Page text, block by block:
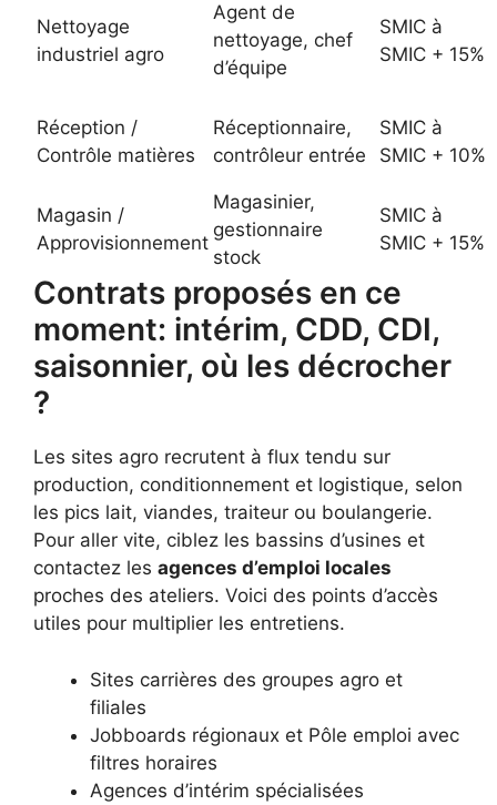
Nettoyage
industriel agro
Agent de
nettoyage, chef
d’équipe
SMIC à
SMIC + 15%
Réception /
Contrôle matières
Réceptionnaire,
contrôleur entrée
SMIC à
SMIC + 10%
Magasin /
Approvisionnement
Magasinier,
gestionnaire
stock
SMIC à
SMIC + 15%
Contrats proposés en ce
moment: intérim, CDD, CDI,
saisonnier, où les décrocher
?
Les sites agro recrutent à flux tendu sur
production, conditionnement et logistique, selon
les pics lait, viandes, traiteur ou boulangerie.
Pour aller vite, ciblez les bassins d’usines et
contactez les agences d’emploi locales
proches des ateliers. Voici des points d’accès
utiles pour multiplier les entretiens.
Sites carrières des groupes agro et
filiales
Jobboards régionaux et Pôle emploi avec
filtres horaires
Agences d’intérim spécialisées